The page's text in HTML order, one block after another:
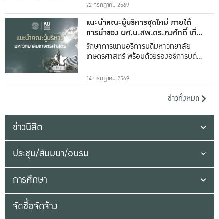
22 กรกฎาคม 2569
แนะนำคณะผู้บริหารชุดใหม่ ภายใต้
การนำของ ผศ.น.สพ.ดร.คงศักดิ์ เที่ยง
ธรรม
รักษาการแทนอธิการบดีมหาวิทยาลัย
เกษตรศาสตร์ พร้อมด้วยรองอธิการบดีทั้ง
14 กรกฎาคม 2569
ข่าวทั้งหมด
ข่าวนิสิต
ประชุม/สัมมนา/อบรม
การศึกษา
จัดซื้อจัดจ้าง